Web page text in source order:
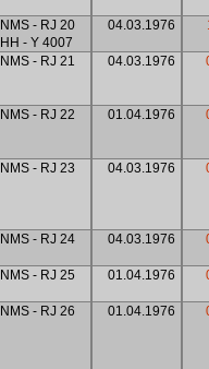
NMS - RJ 20
HH - Y 4007
04.03.1976
NMS - RJ 21 04.03.1976
NMS - RJ 22 01.04.1976
NMS - RJ 23 04.03.1976
NMS - RJ 24 04.03.1976
NMS - RJ 25 01.04.1976
NMS - RJ 26 01.04.1976